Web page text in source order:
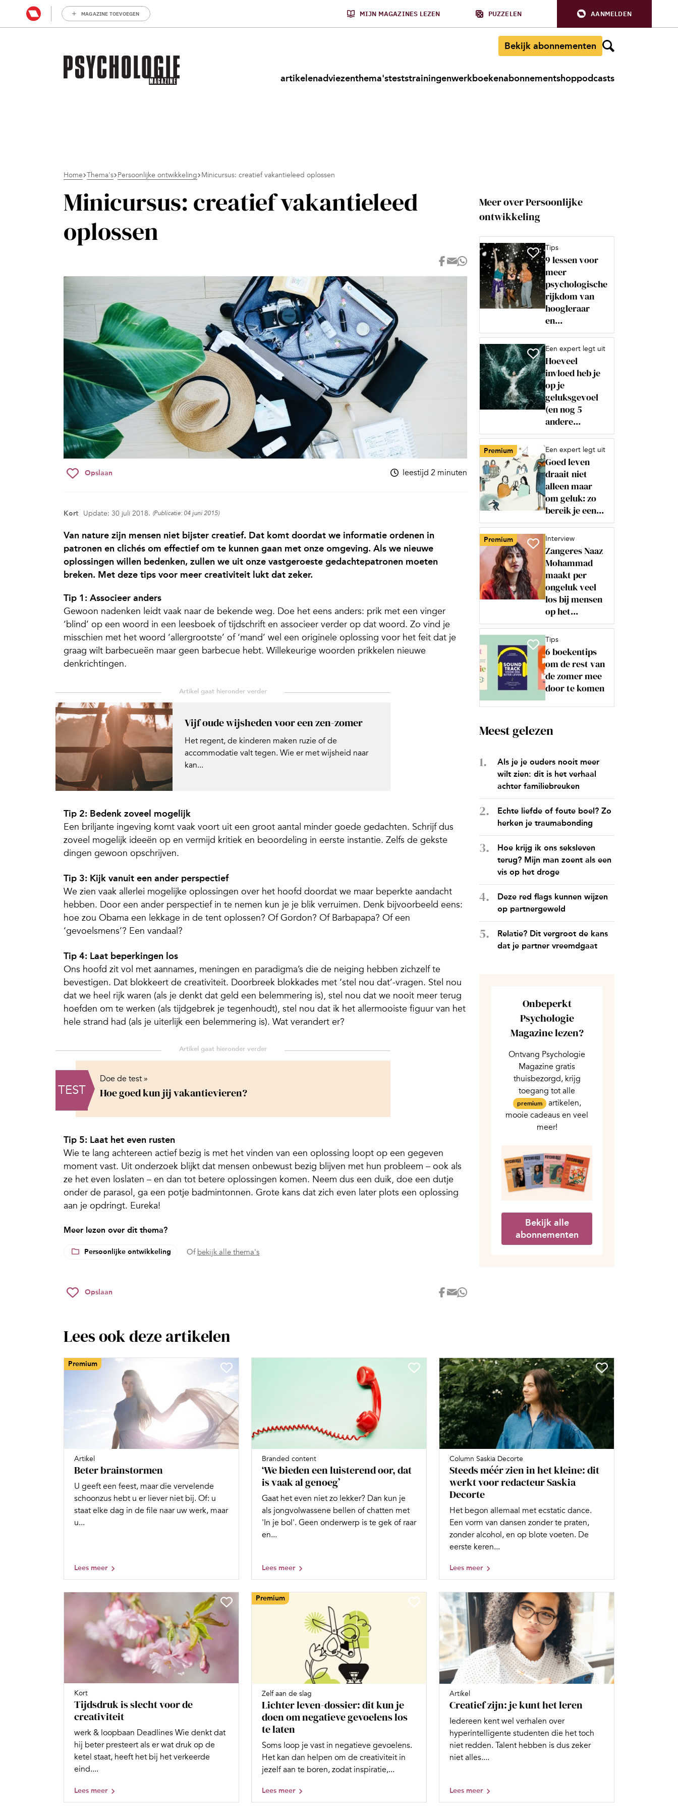
MAGAZINE TOEVOEGEN MIJN MAGAZINES LEZEN PUZZELEN AANMELDEN
Bekijk abonnementen
artikelenadviezenthema'steststrainingenwerkboekenabonnementshoppodcasts
Home Thema's Persoonlijke ontwikkeling Minicursus: creatief vakantieleed oplossen
Minicursus: creatief vakantieleed
oplossen
Opslaan leestijd 2 minuten
Kort Update: 30 juli 2018. (Publicatie: 04 juni 2015)
Van nature zijn mensen niet bijster creatief. Dat komt doordat we informatie ordenen in
patronen en clichés om effectief om te kunnen gaan met onze omgeving. Als we nieuwe
oplossingen willen bedenken, zullen we uit onze vastgeroeste gedachtepatronen moeten
breken. Met deze tips voor meer creativiteit lukt dat zeker.
Tip 1: Associeer anders
Gewoon nadenken leidt vaak naar de bekende weg. Doe het eens anders: prik met een vinger
‘blind’ op een woord in een leesboek of tijdschrift en associeer verder op dat woord. Zo vind je
misschien met het woord ‘allergrootste’ of ‘mand’ wel een originele oplossing voor het feit dat je
graag wilt barbecueën maar geen barbecue hebt. Willekeurige woorden prikkelen nieuwe
denkrichtingen.
Vijf oude wijsheden voor een zen-zomer
Het regent, de kinderen maken ruzie of de
accommodatie valt tegen. Wie er met wijsheid naar
kan...
Tip 2: Bedenk zoveel mogelijk
Een briljante ingeving komt vaak voort uit een groot aantal minder goede gedachten. Schrijf dus
zoveel mogelijk ideeën op en vermijd kritiek en beoordeling in eerste instantie. Zelfs de gekste
dingen gewoon opschrijven.
Tip 3: Kijk vanuit een ander perspectief
We zien vaak allerlei mogelijke oplossingen over het hoofd doordat we maar beperkte aandacht
hebben. Door een ander perspectief in te nemen kun je je blik verruimen. Denk bijvoorbeeld eens:
hoe zou Obama een lekkage in de tent oplossen? Of Gordon? Of Barbapapa? Of een
‘gevoelsmens’? Een vandaal?
Tip 4: Laat beperkingen los
Ons hoofd zit vol met aannames, meningen en paradigma’s die de neiging hebben zichzelf te
bevestigen. Dat blokkeert de creativiteit. Doorbreek blokkades met ‘stel nou dat’-vragen. Stel nou
dat we heel rijk waren (als je denkt dat geld een belemmering is), stel nou dat we nooit meer terug
hoefden om te werken (als tijdgebrek je tegenhoudt), stel nou dat ik het allermooiste figuur van het
hele strand had (als je uiterlijk een belemmering is). Wat verandert er?
TEST
Doe de test »
Hoe goed kun jij vakantievieren?
Tip 5: Laat het even rusten
Wie te lang achtereen actief bezig is met het vinden van een oplossing loopt op een gegeven
moment vast. Uit onderzoek blijkt dat mensen onbewust bezig blijven met hun probleem – ook als
ze het even loslaten – en dan tot betere oplossingen komen. Neem dus een duik, doe een dutje
onder de parasol, ga een potje badmintonnen. Grote kans dat zich even later plots een oplossing
aan je opdringt. Eureka!
Meer lezen over dit thema?
Persoonlijke ontwikkeling Of bekijk alle thema's
Opslaan
Meer over Persoonlijke
ontwikkeling
Tips
9 lessen voor
meer
psychologische
rijkdom van
hoogleraar
en...
Een expert legt uit
Hoeveel
invloed heb je
op je
geluksgevoel
(en nog 5
andere...
Premium Een expert legt uit
Goed leven
draait niet
alleen maar
om geluk: zo
bereik je een...
Premium Interview
Zangeres Naaz
Mohammad
maakt per
ongeluk veel
los bij mensen
op het...
Tips
6 boekentips
om de rest van
de zomer mee
door te komen
Meest gelezen
Als je je ouders nooit meer
wilt zien: dit is het verhaal
achter familiebreuken
Echte liefde of foute boel? Zo
herken je traumabonding
Hoe krijg ik ons seksleven
terug? Mijn man zoent als een
vis op het droge
Deze red flags kunnen wijzen
op partnergeweld
Relatie? Dit vergroot de kans
dat je partner vreemdgaat
Onbeperkt
Psychologie
Magazine lezen?
Ontvang Psychologie
Magazine gratis
thuisbezorgd, krijg
toegang tot alle
premium artikelen,
mooie cadeaus en veel
meer!
Bekijk alle
abonnementen
Lees ook deze artikelen
Premium
Artikel
Beter brainstormen
U geeft een feest, maar die vervelende
schoonzus hebt u er liever niet bij. Of: u
staat elke dag in de file naar uw werk, maar
u...
Lees meer
Branded content
‘We bieden een luisterend oor, dat
is vaak al genoeg’
Gaat het even niet zo lekker? Dan kun je
als jongvolwassene bellen of chatten met
'In je bol'. Geen onderwerp is te gek of raar
en...
Lees meer
Column Saskia Decorte
Steeds méér zien in het kleine: dit
werkt voor redacteur Saskia
Decorte
Het begon allemaal met ecstatic dance.
Een vorm van dansen zonder te praten,
zonder alcohol, en op blote voeten. De
eerste keren...
Lees meer
Kort
Tijdsdruk is slecht voor de
creativiteit
werk & loopbaan Deadlines Wie denkt dat
hij beter presteert als er wat druk op de
ketel staat, heeft het bij het verkeerde
eind....
Lees meer
Premium
Zelf aan de slag
Lichter leven-dossier: dit kun je
doen om negatieve gevoelens los
te laten
Soms loop je vast in negatieve gevoelens.
Het kan dan helpen om de creativiteit in
jezelf aan te boren, zodat inspiratie,...
Lees meer
Artikel
Creatief zijn: je kunt het leren
Iedereen kent wel verhalen over
hyperintelligente studenten die het toch
niet redden. Talent hebben is dus zeker
niet alles....
Lees meer